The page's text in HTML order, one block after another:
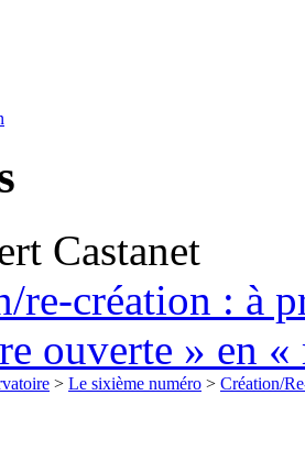
Castanet
re-création : à
ouverte » en
> Le sixième numéro > Création/